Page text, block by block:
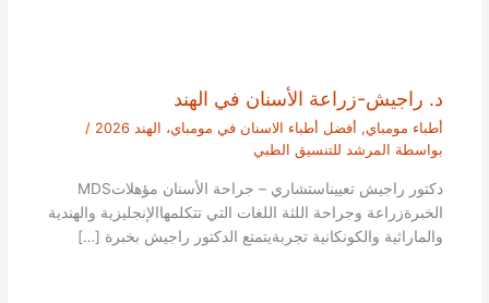
د. راجيش-زراعة الأسنان في الهند
أطباء مومباي, أفضل أطباء الاسنان في مومباي، الهند 2026
/
بواسطة المرشد للتنسيق الطبي
دكتور راجيش تعييناستشاري – جراحة الأسنان مؤهلاتMDS
الخبرةزراعة وجراحة اللثة اللغات التي تتكلمهاالإنجليزية والهندية
والماراثية والكونكانية تجربةيتمتع الدكتور راجيش بخبرة […]